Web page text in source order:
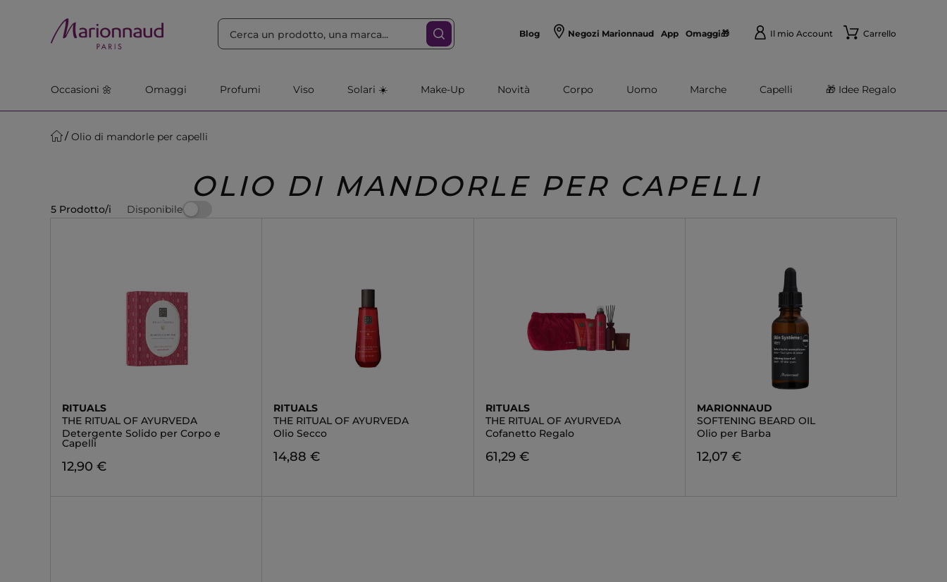
Blog Negozi Marionnaud App Omaggi🎁 Il mio Account Carrello
Occasioni 🌼 Omaggi Profumi Viso Solari ☀️ Make-Up Novità Corpo Uomo Marche Capelli 🎁 Idee Regalo
Olio di mandorle per capelli
OLIO DI MANDORLE PER CAPELLI
5 Prodotto/i Disponibile
RITUALS
THE RITUAL OF AYURVEDA
Detergente Solido per Corpo e
Capelli
12,90 €
RITUALS
THE RITUAL OF AYURVEDA
Olio Secco
14,88 €
RITUALS
THE RITUAL OF AYURVEDA
Cofanetto Regalo
61,29 €
MARIONNAUD
SOFTENING BEARD OIL
Olio per Barba
12,07 €